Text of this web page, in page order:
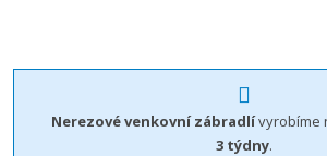
Nerezové venkovní zábradlívyrobíme
3 týdny.